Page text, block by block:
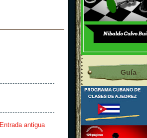
Entrada antigua
Guía